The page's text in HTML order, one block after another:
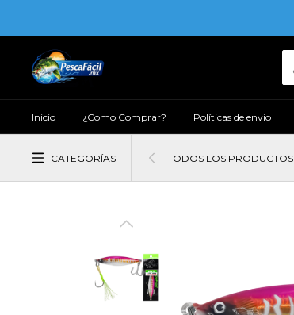
Inicio ¿Como Comprar? Políticas de envio
CATEGORÍAS TODOS LOS PRODUCTOS